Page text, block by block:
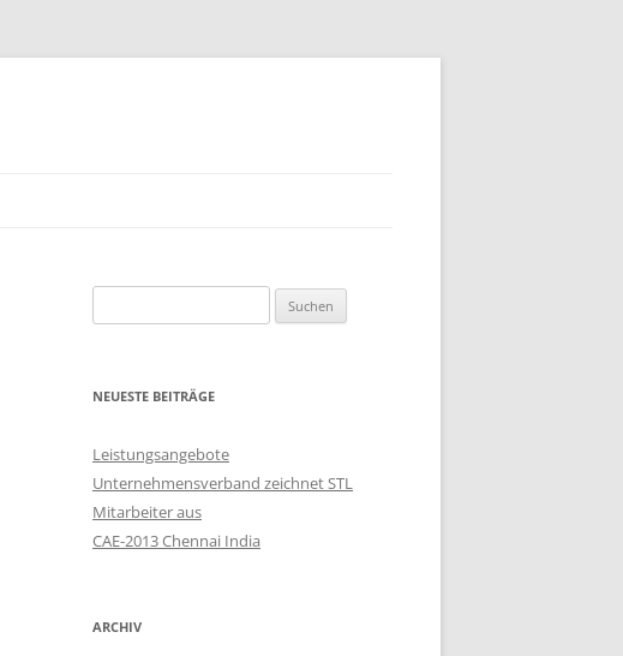
nach:
NEUESTE BEITRÄGE
Leistungsangebote
Unternehmensverband zeichnet STL
Mitarbeiter aus
CAE-2013 Chennai India
ARCHIV